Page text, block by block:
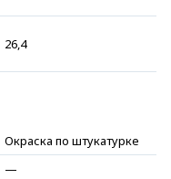
26,4
Окраска по штукатурке
—